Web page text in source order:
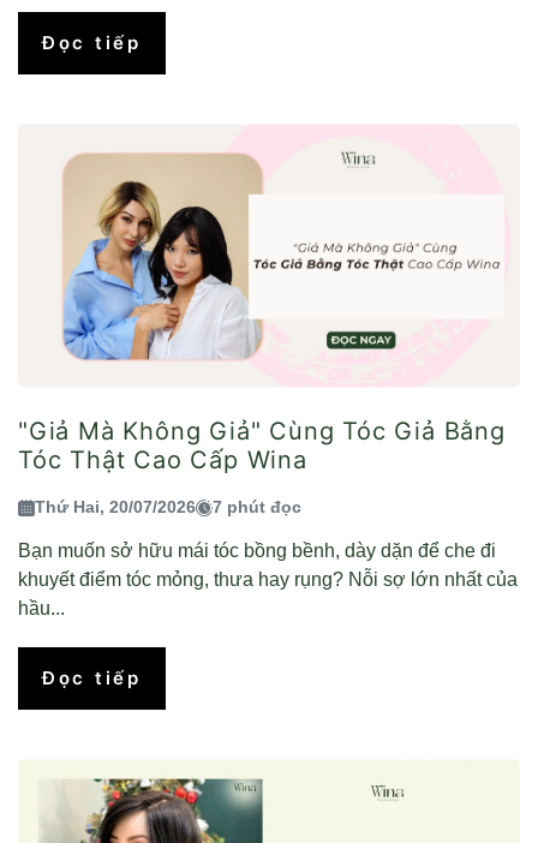
Đọc tiếp
"Giả Mà Không Giả" Cùng Tóc Giả Bằng
Tóc Thật Cao Cấp Wina
Thứ Hai, 20/07/2026 7 phút đọc
Bạn muốn sở hữu mái tóc bồng bềnh, dày dặn để che đi
khuyết điểm tóc mỏng, thưa hay rụng? Nỗi sợ lớn nhất của
hầu...
Đọc tiếp